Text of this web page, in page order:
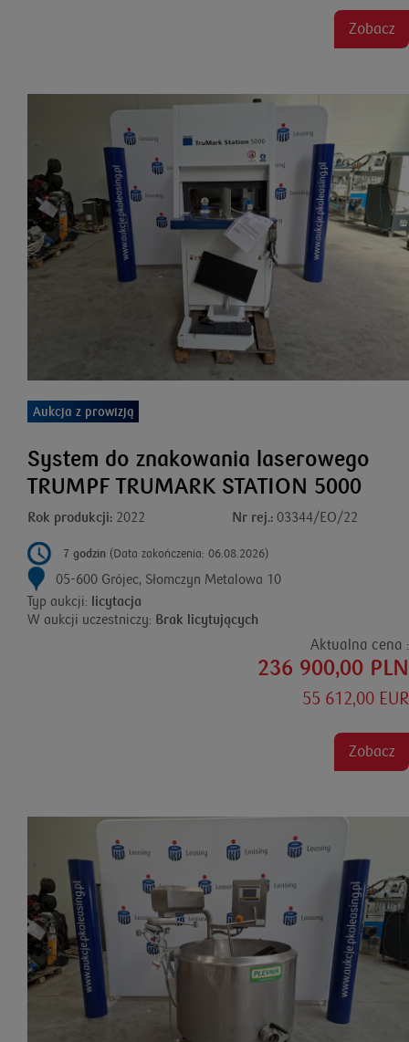
Zobacz
Aukcja z prowizją
System do znakowania laserowego
TRUMPF TRUMARK STATION 5000
Rok produkcji: 2022 Nr rej.: 03344/EO/22
Aktualna cena :
236 900,00 PLN
55 612,00 EUR
Zobacz
7 godzin (Data zakończenia: 06.08.2026)
05-600 Grójec, Słomczyn Metalowa 10
Typ aukcji: licytacja
W aukcji uczestniczy: Brak licytujących